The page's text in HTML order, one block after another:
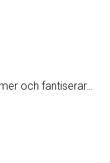
och fantiserar…